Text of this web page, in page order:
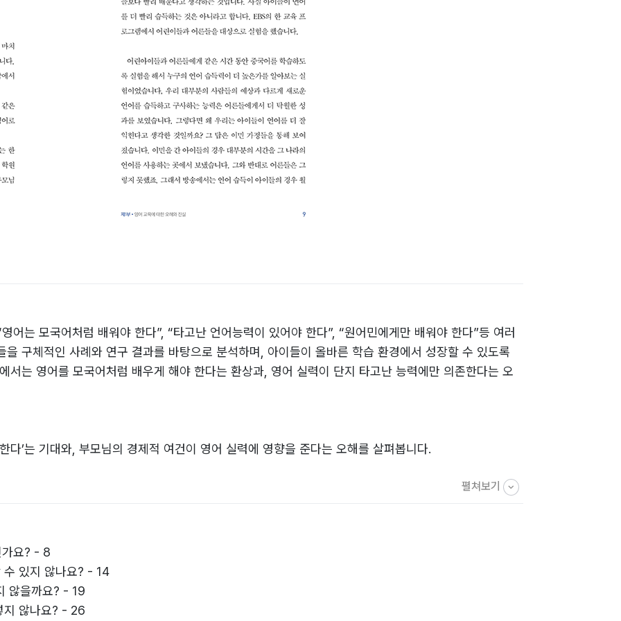
어는 모국어처럼 배워야 한다”, “타고난 언어능력이 있어야 한다”, “원어민에게만 배워야 한다”등 여러
구체적인 사례와 연구 결과를 바탕으로 분석하며, 아이들이 올바른 학습 환경에서 성장할 수 있도록
서는 영어를 모국어처럼 배우게 해야 한다는 환상과, 영어 실력이 단지 타고난 능력에만 의존한다는 오
다’는 기대와, 부모님의 경제적 여건이 영어 실력에 영향을 준다는 오해를 살펴봅니다.
아서 늘 것이다’라는 생각을 가지지만, 실제로는 학원 선택과 부모의 적극적인 관심이 아이의 성장에
통해 어학원과 일반 영어학원의 차이 및 영어문법 교육 시기의 문제를, Q14와 Q15를 통해 학원 운영
펼쳐보기
가요? - 8
수 있지 않나요? - 14
않을까요? - 19
지 않나요? - 26